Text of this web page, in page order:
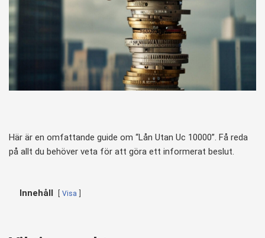
Här är en omfattande guide om “Lån Utan Uc 10000”. Få reda
på allt du behöver veta för att göra ett informerat beslut.
Innehåll Visa